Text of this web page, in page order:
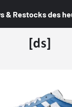
& Restocks des